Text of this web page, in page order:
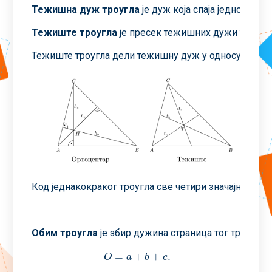
Тежишна дуж троуглаје дуж која спаја једно
Тежиште троуглаје пресек тежишних дужи
Тежиште троугла дели тежишну дуж у односу 2:1.
Код једнакокраког троугла све четири значајне
Обим троугла је збир дужина страница тог троугла,
O = a + b + c.
O=a+ b+c.